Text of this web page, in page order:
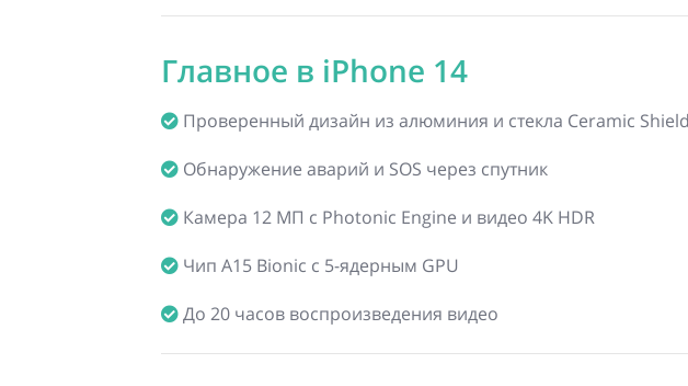
Главное в iPhone 14
Проверенный дизайн из алюминия и стекла Ceramic Shield
Обнаружение аварий и SOS через спутник
Камера 12 МП с Photonic Engine и видео 4K HDR
Чип A15 Bionic с 5-ядерным GPU
До 20 часов воспроизведения видео